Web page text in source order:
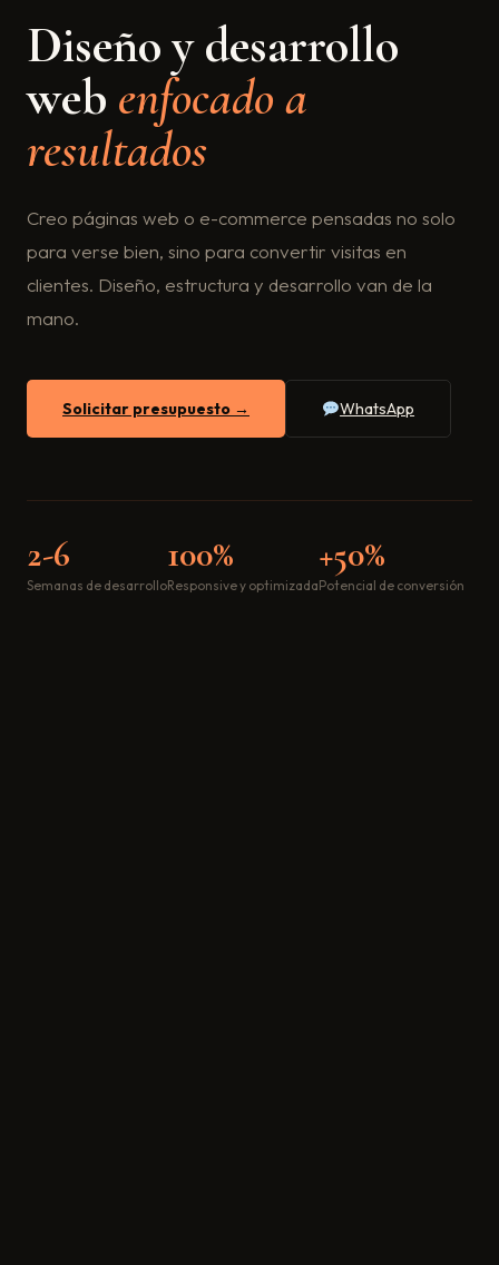
Diseño y desarrollo
web enfocado a
resultados
Creo páginas web o e-commerce pensadas no solo
para verse bien, sino para convertir visitas en
clientes. Diseño, estructura y desarrollo van de la
mano.
Solicitar presupuesto → WhatsApp
2-6
Semanas de desarrollo
100%
Responsive y optimizada
+50%
Potencial de conversión